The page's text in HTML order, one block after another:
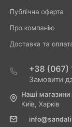
Публічна оферта
Про компанію
Доставка та
+38 (067)
Замовити
Наші магазини
Київ, Харків